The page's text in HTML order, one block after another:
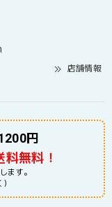
店舗情報
円
無料！
ます。